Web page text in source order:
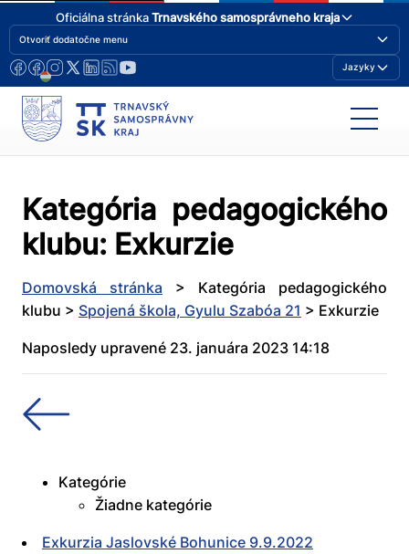
Oficiálna stránkaTrnavského samosprávneho kraja
Otvoriť dodatočne menu
Jazyky
Kategória pedagogického
klubu: Exkurzie
Domovská stránka > Kategória pedagogického
klubu > Spojená škola, Gyulu Szabóa 21 > Exkurzie
Naposledy upravené 23. januára 2023 14:18
Kategórie
Žiadne kategórie
Exkurzia Jaslovské Bohunice 9.9.2022